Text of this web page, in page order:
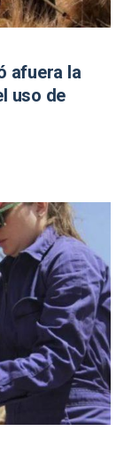
afuera la
uso de